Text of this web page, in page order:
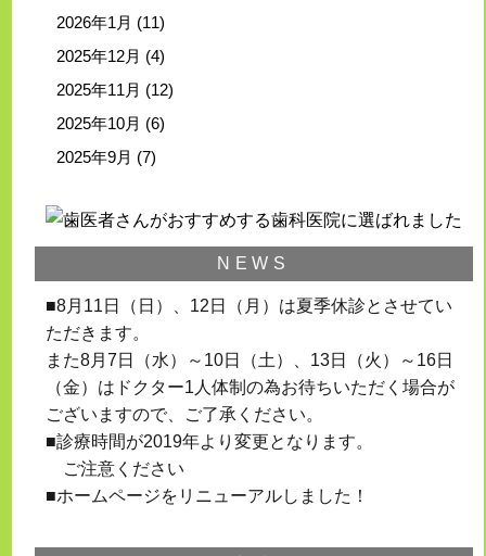
2026年1月 (11)
2025年12月 (4)
2025年11月 (12)
2025年10月 (6)
2025年9月 (7)
NEWS
■8月11日（日）、12日（月）は夏季休診とさせてい
ただきます。
また8月7日（水）～10日（土）、13日（火）～16日
（金）はドクター1人体制の為お待ちいただく場合が
ございますので、ご了承ください。
■診療時間が2019年より変更となります。
ご注意ください
■ホームページをリニューアルしました！